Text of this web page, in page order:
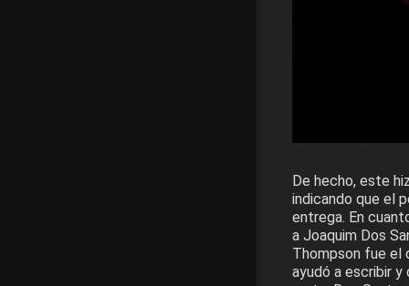
De hecho, este
indicando que el
entrega. En
a Joaquim Dos
Thompson fue el
ayudó a escribir